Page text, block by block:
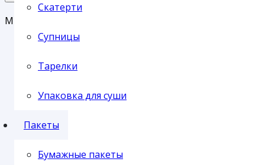
Пленка упаковочная
Скатерти
Супницы
Тарелки
Упаковка для суши
Пакеты
Бумажные пакеты
Мы предлагаем своим клиентам три основных типа
Самовывоз с нашего склада